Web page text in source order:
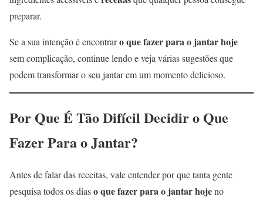
preparar.
Se a sua intenção é encontraro que fazer para o jantar hoje
sem complicação, continue lendo e veja várias sugestões que
podem transformar o seu jantar em um momento delicioso.
Por Que É Tão Difícil Decidir o Que
Fazer Para o Jantar?
Antes de falar das receitas, vale entender por que tanta gente
pesquisa todos os diaso que fazer para o jantar hojeno